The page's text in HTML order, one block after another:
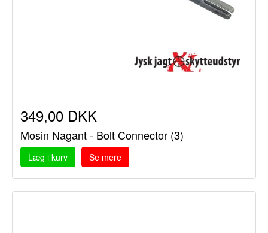
349,00 DKK
Mosin Nagant - Bolt Connector (3)
Læg i kurv Se mere